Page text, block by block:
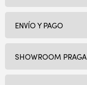
SHOWROOM PRAGA
ENVÍO Y PAGO